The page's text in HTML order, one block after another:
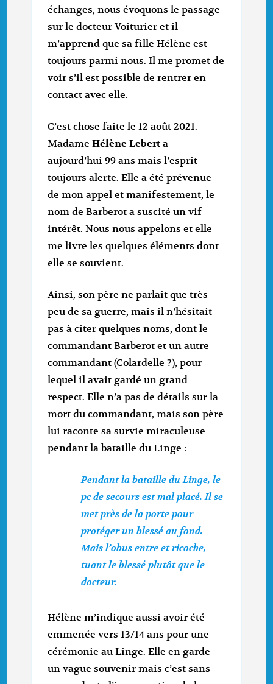
échanges, nous évoquons le passage
sur le docteur Voiturier et il
m’apprend que sa fille Hélène est
toujours parmi nous. Il me promet de
voir s’il est possible de rentrer en
contact avec elle.
C’est chose faite le 12 août 2021.
Madame Hélène Lebert a
aujourd’hui 99 ans mais l’esprit
toujours alerte. Elle a été prévenue
de mon appel et manifestement, le
nom de Barberot a suscité un vif
intérêt. Nous nous appelons et elle
me livre les quelques éléments dont
elle se souvient.
Ainsi, son père ne parlait que très
peu de sa guerre, mais il n’hésitait
pas à citer quelques noms, dont le
commandant Barberot et un autre
commandant (Colardelle ?), pour
lequel il avait gardé un grand
respect. Elle n’a pas de détails sur la
mort du commandant, mais son père
lui raconte sa survie miraculeuse
pendant la bataille du Linge :
Pendant la bataille du Linge, le
pc de secours est mal placé. Il se
met près de la porte pour
protéger un blessé au fond.
Mais l’obus entre et ricoche,
tuant le blessé plutôt que le
docteur.
Hélène m’indique aussi avoir été
emmenée vers 13/14 ans pour une
cérémonie au Linge. Elle en garde
un vague souvenir mais c’est sans